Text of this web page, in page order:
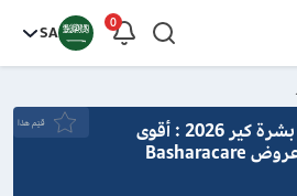
0
SA
كود خصم بشرة كير 2026 : أقوى
كوبونات وعروض Basharacare
قيَم هذا